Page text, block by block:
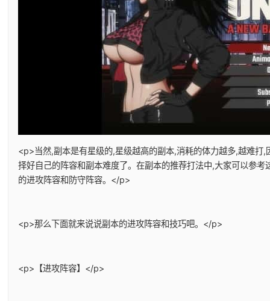
<p>当然,副本是有星级的,星级越高的副本,消耗的体力越多,越难打,
择好自己的阵容和副本难度了。在副本的推荐打法中,大家可以参考
的进攻阵容和防守阵容。</p>
<p>那么下面就来说说副本的进攻阵容和技巧吧。</p>
<p>【进攻阵容】</p>